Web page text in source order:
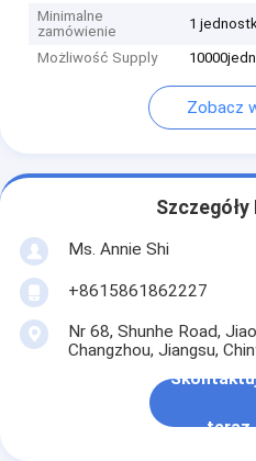
Minimalne
zamówienie
1
Możliwość Supply
Zobacz
Ms. Annie Shi
+8615861862227
Nr 68, Shunhe Road,
Changzhou, Jiangsu,
teraz